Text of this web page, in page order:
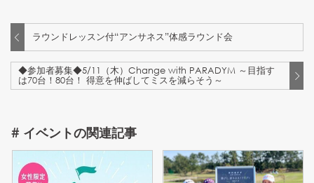
ラウンドレッスン付“アンサネス”体感ラウンド会
◆参加者募集◆5/11（木）Change with PARADYM ～目指す
は70台！80台！ 得意を伸ばしてミスを減らそう～
# イベントの関連記事